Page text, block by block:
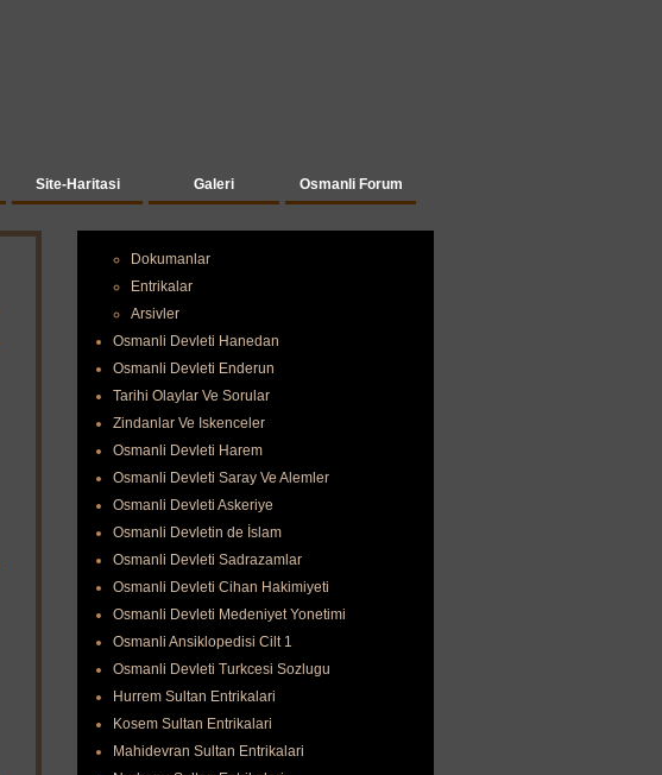
Site-Haritasi Galeri Osmanli Forum
Dokumanlar
Entrikalar
Arsivler
Osmanli Devleti Hanedan
Osmanli Devleti Enderun
Tarihi Olaylar Ve Sorular
Zindanlar Ve Iskenceler
Osmanli Devleti Harem
Osmanli Devleti Saray Ve Alemler
Osmanli Devleti Askeriye
Osmanli Devletin de İslam
Osmanli Devleti Sadrazamlar
Osmanli Devleti Cihan Hakimiyeti
Osmanli Devleti Medeniyet Yonetimi
Osmanli Ansiklopedisi Cilt 1
Osmanli Devleti Turkcesi Sozlugu
Hurrem Sultan Entrikalari
Kosem Sultan Entrikalari
Mahidevran Sultan Entrikalari